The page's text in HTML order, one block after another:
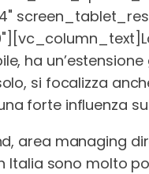
ha
si focalizza
forte influenza
area managing
Italia sono molto